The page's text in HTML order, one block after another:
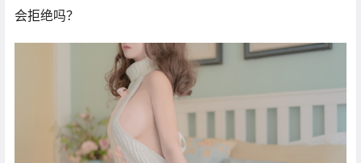
会拒绝吗？